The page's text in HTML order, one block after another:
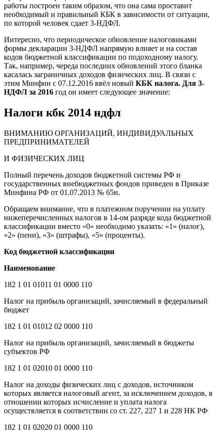
работы построен таким образом, что она сама проставит
необходимый и правильный КБК в зависимости от ситуации,
по которой человек сдает 3-НДФЛ.
Интересно, что периодическое обновление налоговиками
формы декларации 3-НДФЛ напрямую влияет и на состав
кодов бюджетной классификации по подоходному налогу.
Так, например, череда последних обновлений этого бланка
касалась заграничных доходов физических лиц. В связи с
этим Минфин с 07.12.2016 ввёл новый КБК налога. Для 3-
НДФЛ за 2016 год он имеет следующее значение:
Налоги кбк 2014 ндфл
ВНИМАНИЮ ОРГАНИЗАЦИЙ, ИНДИВИДУАЛЬНЫХ
ПРЕДПРИНИМАТЕЛЕЙ
И ФИЗИЧЕСКИХ ЛИЦ
Полный перечень доходов бюджетной системы РФ и
государственных внебюджетных фондов приведен в Приказе
Минфина РФ от 01.07.2013 № 65н.
Обращаем внимание, что в платежном поручении на уплату
нижеперечисленных налогов в 14-ом разряде кода бюджетной
классификации вместо «0» необходимо указать: «1» (налог),
«2» (пени), «3» (штрафы), «5» (проценты).
Код бюджетной классификации
Наименование
182 1 01 01011 01 0000 110
Налог на прибыль организаций, зачисляемый в федеральный
бюджет
182 1 01 01012 02 0000 110
Налог на прибыль организаций, зачисляемый в бюджеты
субъектов РФ
182 1 01 02010 01 0000 110
Налог на доходы физических лиц с доходов, источником
которых является налоговый агент, за исключением доходов, в
отношении которых исчисление и уплата налога
осуществляется в соответствии со ст. 227, 227 1 и 228 НК РФ
182 1 01 02020 01 0000 110